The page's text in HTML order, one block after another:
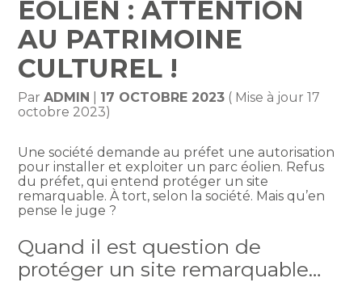
ÉOLIEN : ATTENTION
AU PATRIMOINE
CULTUREL !
ParADMIN 17 OCTOBRE 2023 ( Mise à jour 17
octobre 2023)
Une société demande au préfet une autorisation
pour installer et exploiter un parc éolien. Refus
du préfet, qui entend protéger un site
remarquable. À tort, selon la société. Mais qu’en
pense le juge ?
Quand il est question de
protéger un site remarquable…